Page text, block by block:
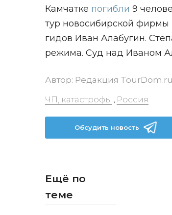
Камчатке погибли 9
тур новосибирской
гидов Иван Алабугин.
режима. Суд над Иваном
Автор: Редакция TourDom.ru
ЧП, катастрофы , Россия
Обсудить новость
Ещё по
теме